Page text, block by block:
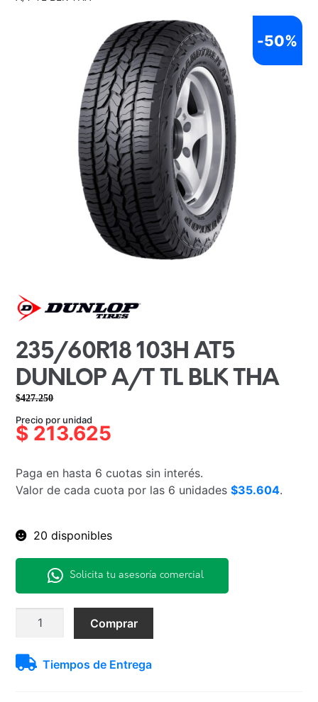
235/60R18 103H AT5
DUNLOP A/T TL BLK THA
$427.250
precio
original
$427.250.
precio
actual
$213.625.
Precio por unidad
$ 213.625
Paga en hasta 6 cuotas sin interés.
Valor de cada cuota por las 6 unidades$35.604.
-50%
20 disponibles
Solicita tu asesoría comercial
235/60R18
Dunlop
Comprar
Tiempos de Entrega